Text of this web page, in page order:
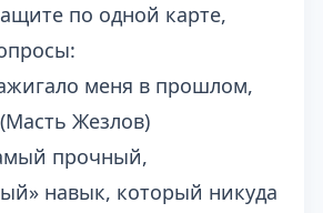
по одной карте,
меня в прошлом,
Жезлов)
прочный,
навык, который никуда